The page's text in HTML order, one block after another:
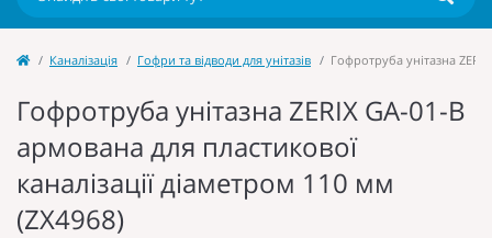
Каналізація Гофри та відводи для унітазів Гофротруба унітазна
Гофротруба унітазна ZERIX GA-01-B
армована для пластикової
каналізації діаметром 110 мм
(ZX4968)